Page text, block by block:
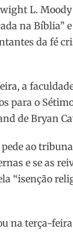
L. Moody
na
da fé
a
para o
de Bryan
ao
e se as
“isenção
na terça-